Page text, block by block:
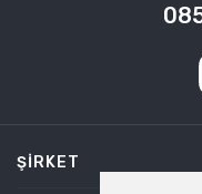
ŞIRKET